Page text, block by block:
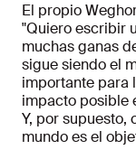
El propio
"Quiero escribir
muchas ganas
sigue siendo el
importante para
impacto posible
Y, por supuesto,
mundo es el